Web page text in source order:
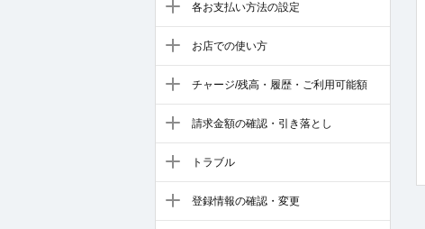
各お支払い方法の設定
お店での使い方
チャージ/残高・履歴・ご利用可能額
請求金額の確認・引き落とし
トラブル
登録情報の確認・変更